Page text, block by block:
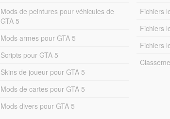
Mods de peintures pour véhicules de
GTA 5
Mods armes pour GTA 5
Scripts pour GTA 5
Skins de joueur pour GTA 5
Mods de cartes pour GTA 5
Mods divers pour GTA 5
Fichiers
Fichiers
Fichiers